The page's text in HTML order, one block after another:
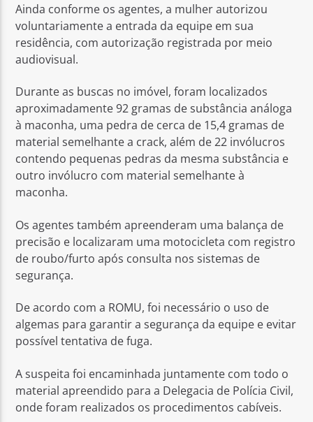
Ainda conforme os agentes, a mulher autorizou
voluntariamente a entrada da equipe em sua
residência, com autorização registrada por meio
audiovisual.
Durante as buscas no imóvel, foram localizados
aproximadamente 92 gramas de substância análoga
à maconha, uma pedra de cerca de 15,4 gramas de
material semelhante a crack, além de 22 invólucros
contendo pequenas pedras da mesma substância e
outro invólucro com material semelhante à
maconha.
Os agentes também apreenderam uma balança de
precisão e localizaram uma motocicleta com registro
de roubo/furto após consulta nos sistemas de
segurança.
De acordo com a ROMU, foi necessário o uso de
algemas para garantir a segurança da equipe e evitar
possível tentativa de fuga.
A suspeita foi encaminhada juntamente com todo o
material apreendido para a Delegacia de Polícia Civil,
onde foram realizados os procedimentos cabíveis.